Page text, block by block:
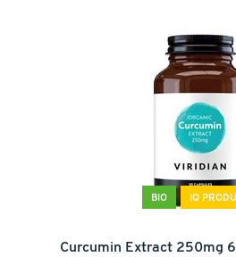
BIO IQ
Curcumin Extract 250mg